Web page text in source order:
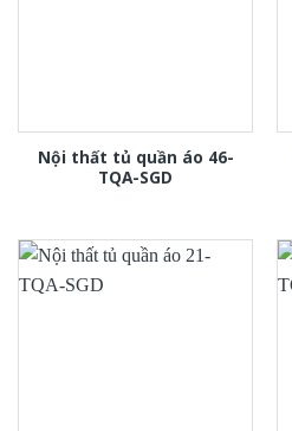
Nội thất tủ quần áo 46-
TQA-SGD